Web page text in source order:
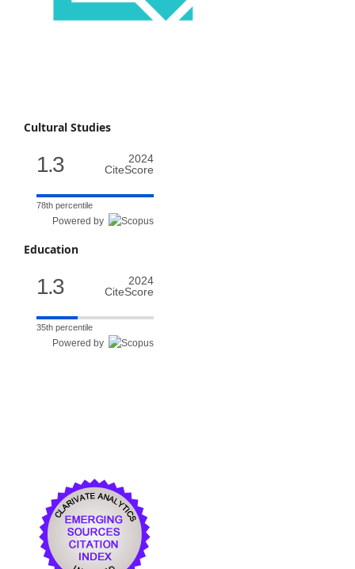
Cultural Studies
1.3
2024
CiteScore
78th percentile
Powered by
Education
1.3
2024
CiteScore
35th percentile
Powered by